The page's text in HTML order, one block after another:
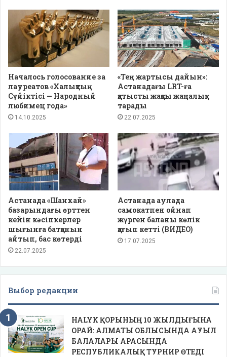
Началось голосование за
лауреатов «Халықтың
Сүйіктісі — Народный
любимец года»
14.10.2025
«Тең жартысы дайын»:
Астанадағы LRT-ға
қатысты жақсы жаңалық
тарады
22.07.2025
Астанада «Шанхай»
базарындағы өрттен
кейін кәсіпкерлер
шығынға батқанын
айтып, бас көтерді
22.07.2025
Астанада аулада
самокатпен ойнап
жүрген баланы көлік
қағып кетті (ВИДЕО)
17.07.2025
Выбор редакции
HALYK ҚОРЫНЫҢ 10 ЖЫЛДЫҒЫНА
ОРАЙ: АЛМАТЫ ОБЛЫСЫНДА АУЫЛ
БАЛАЛАРЫ АРАСЫНДА
РЕСПУБЛИКАЛЫҚ ТУРНИР ӨТЕДІ